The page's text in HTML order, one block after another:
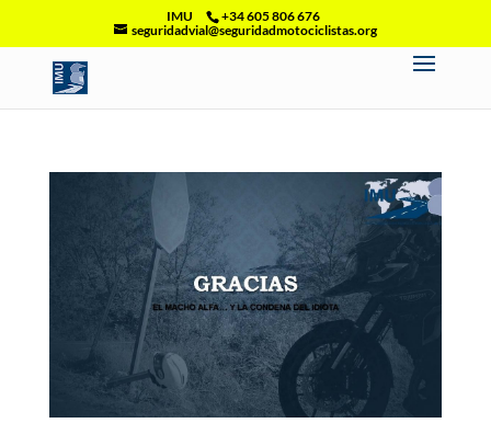
IMU
+34 605 806 676
seguridadvial@seguridadmotociclistas.org